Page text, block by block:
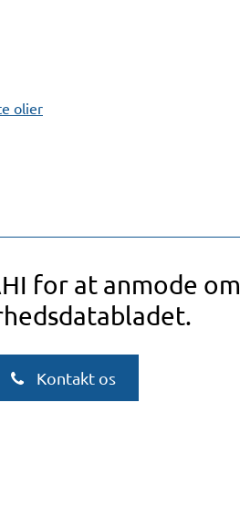
olier
for at anmode om
Kontakt os